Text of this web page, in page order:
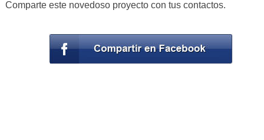
Comparte este novedoso proyecto con tus contactos.